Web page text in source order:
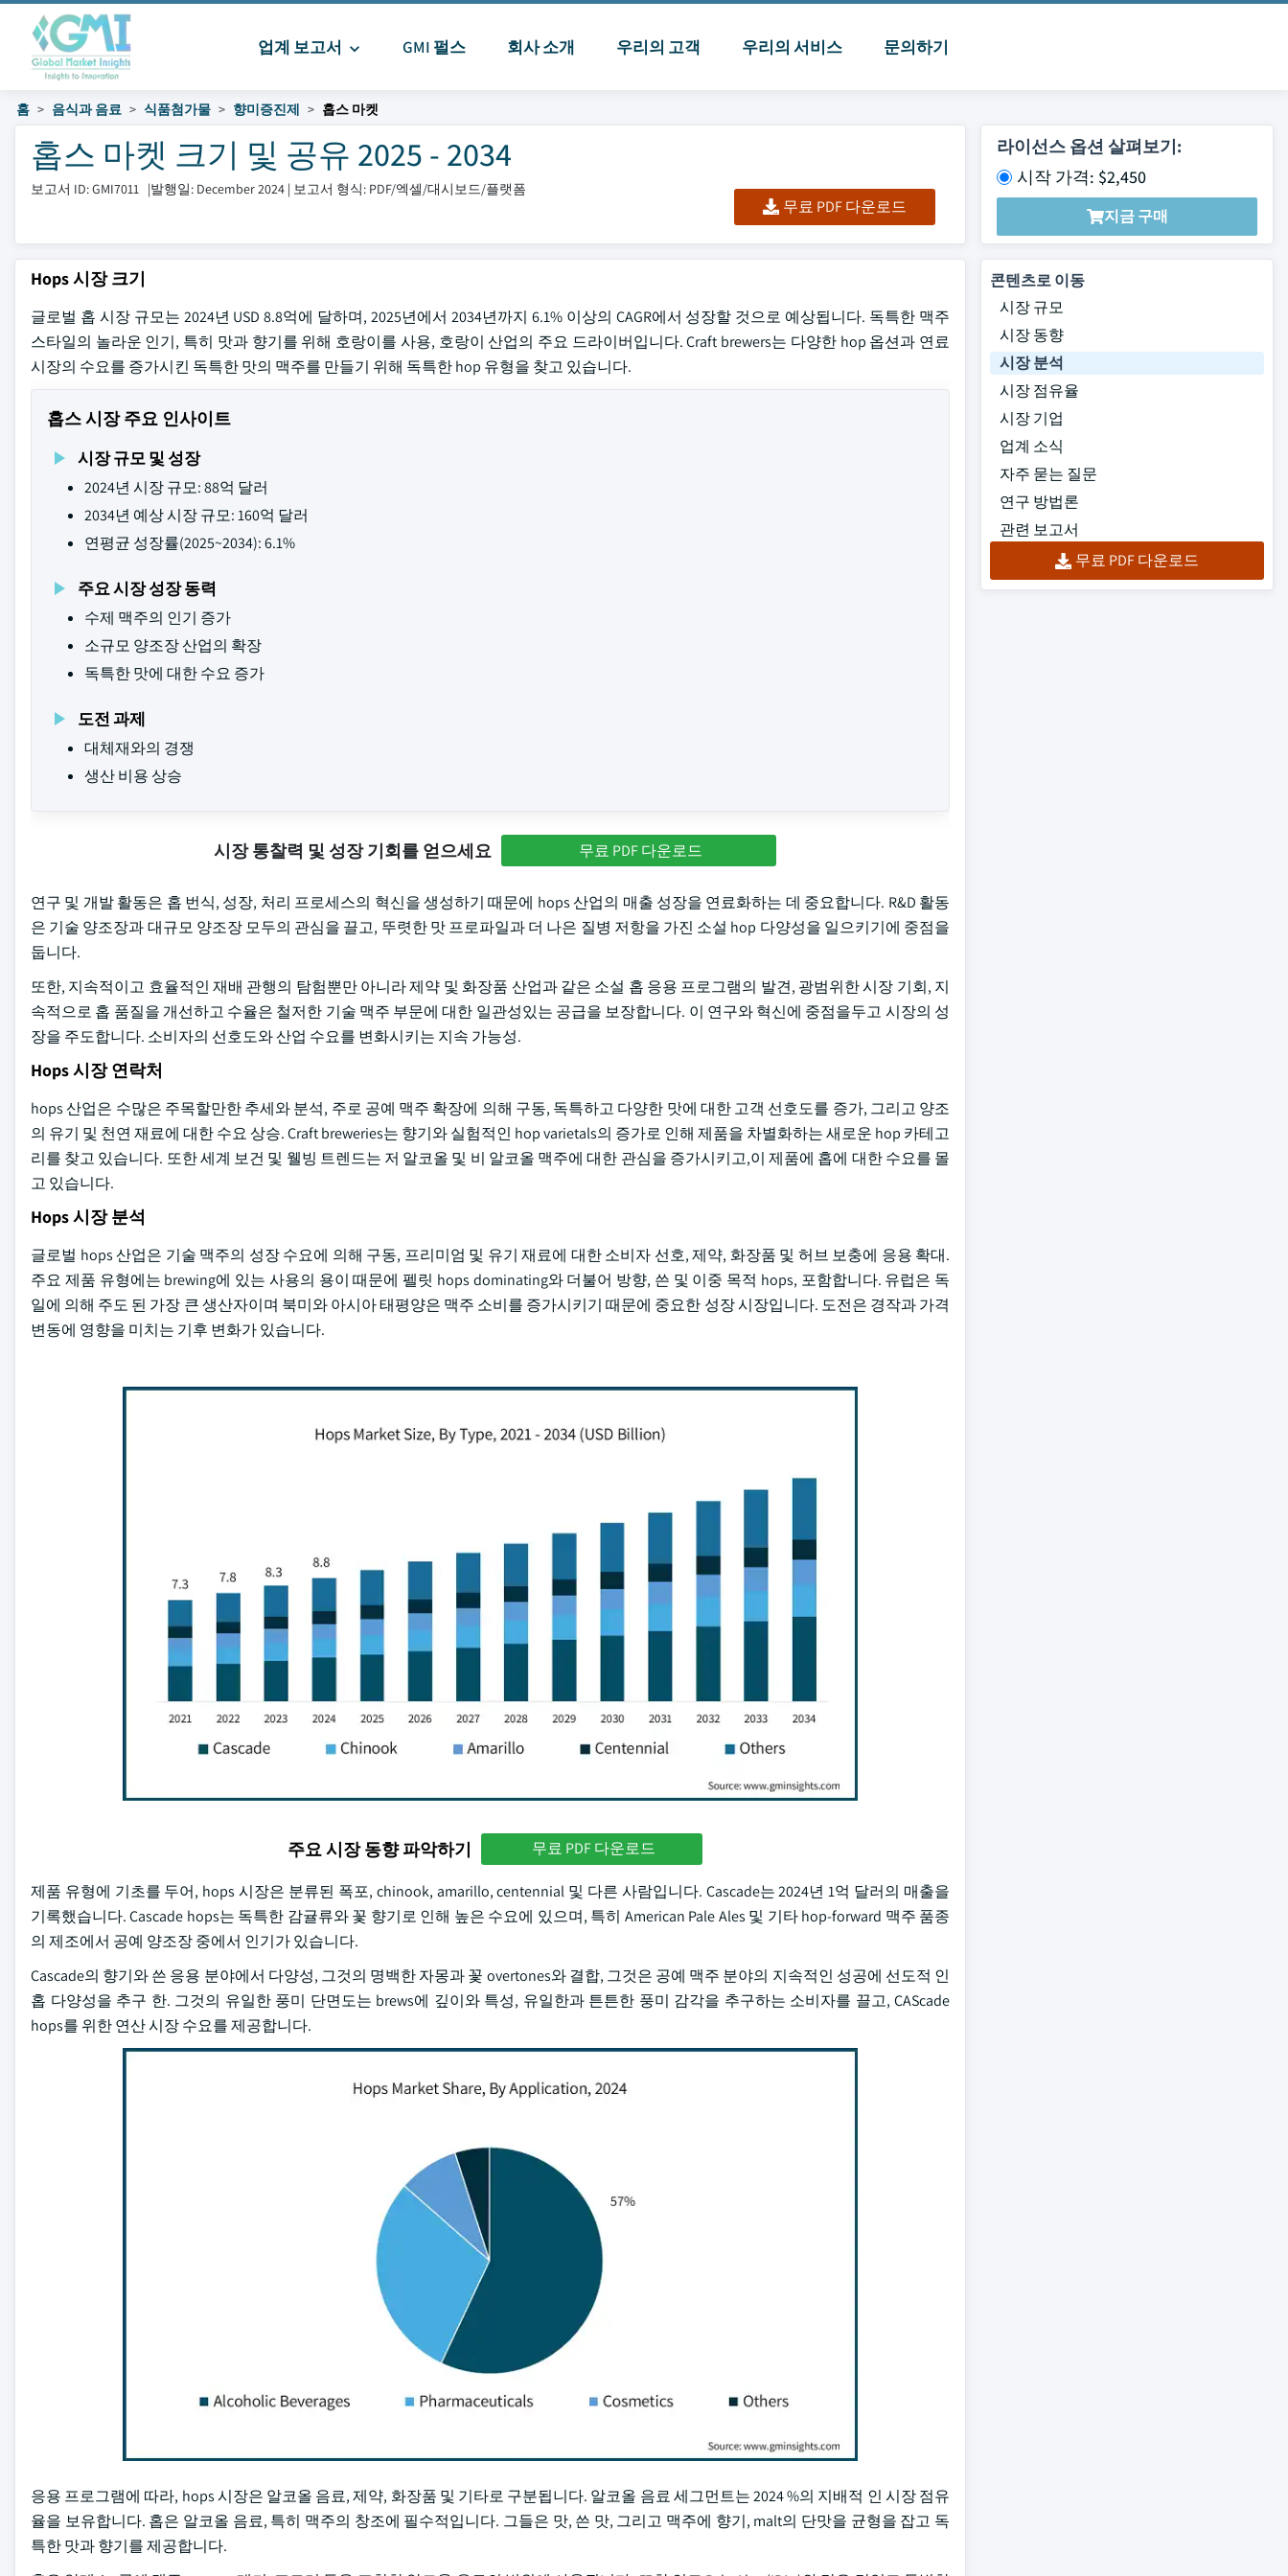
업계 보고서 GMI 펄스 회사 소개 우리의 고객 우리의 서비스 문의하기
홈 음식과 음료 식품첨가물 향미증진제 홉스 마켓
홉스 마켓 크기 및 공유 2025 - 2034
보고서 ID: GMI7011 |발행일: December 2024 | 보고서 형식: PDF/엑셀/대시보드/플랫폼
무료 PDF 다운로드
라이선스 옵션 살펴보기:
시작 가격: $2,450
지금 구매
Hops 시장 크기
글로벌 홉 시장 규모는 2024년 USD 8.8억에 달하며, 2025년에서 2034년까지 6.1% 이상의 CAGR에서 성장할 것으로 예상됩니다. 독특한 맥주
스타일의 놀라운 인기, 특히 맛과 향기를 위해 호랑이를 사용, 호랑이 산업의 주요 드라이버입니다. Craft brewers는 다양한 hop 옵션과 연료
시장의 수요를 증가시킨 독특한 맛의 맥주를 만들기 위해 독특한 hop 유형을 찾고 있습니다.
홉스 시장 주요 인사이트
시장 규모 및 성장
2024년 시장 규모: 88억 달러
2034년 예상 시장 규모: 160억 달러
연평균 성장률(2025~2034): 6.1%
주요 시장 성장 동력
수제 맥주의 인기 증가
소규모 양조장 산업의 확장
독특한 맛에 대한 수요 증가
도전 과제
대체재와의 경쟁
생산 비용 상승
시장 통찰력 및 성장 기회를 얻으세요 무료 PDF 다운로드
연구 및 개발 활동은 홉 번식, 성장, 처리 프로세스의 혁신을 생성하기 때문에 hops 산업의 매출 성장을 연료화하는 데 중요합니다. R&D 활동
은 기술 양조장과 대규모 양조장 모두의 관심을 끌고, 뚜렷한 맛 프로파일과 더 나은 질병 저항을 가진 소설 hop 다양성을 일으키기에 중점을
둡니다.
또한, 지속적이고 효율적인 재배 관행의 탐험뿐만 아니라 제약 및 화장품 산업과 같은 소설 홉 응용 프로그램의 발견, 광범위한 시장 기회, 지
속적으로 홉 품질을 개선하고 수율은 철저한 기술 맥주 부문에 대한 일관성있는 공급을 보장합니다. 이 연구와 혁신에 중점을두고 시장의 성
장을 주도합니다. 소비자의 선호도와 산업 수요를 변화시키는 지속 가능성.
Hops 시장 연락처
hops 산업은 수많은 주목할만한 추세와 분석, 주로 공예 맥주 확장에 의해 구동, 독특하고 다양한 맛에 대한 고객 선호도를 증가, 그리고 양조
의 유기 및 천연 재료에 대한 수요 상승. Craft breweries는 향기와 실험적인 hop varietals의 증가로 인해 제품을 차별화하는 새로운 hop 카테고
리를 찾고 있습니다. 또한 세계 보건 및 웰빙 트렌드는 저 알코올 및 비 알코올 맥주에 대한 관심을 증가시키고,이 제품에 홉에 대한 수요를 몰
고 있습니다.
Hops 시장 분석
글로벌 hops 산업은 기술 맥주의 성장 수요에 의해 구동, 프리미엄 및 유기 재료에 대한 소비자 선호, 제약, 화장품 및 허브 보충에 응용 확대.
주요 제품 유형에는 brewing에 있는 사용의 용이 때문에 펠릿 hops dominating와 더불어 방향, 쓴 및 이중 목적 hops, 포함합니다. 유럽은 독
일에 의해 주도 된 가장 큰 생산자이며 북미와 아시아 태평양은 맥주 소비를 증가시키기 때문에 중요한 성장 시장입니다. 도전은 경작과 가격
변동에 영향을 미치는 기후 변화가 있습니다.
주요 시장 동향 파악하기 무료 PDF 다운로드
제품 유형에 기초를 두어, hops 시장은 분류된 폭포, chinook, amarillo, centennial 및 다른 사람입니다. Cascade는 2024년 1억 달러의 매출을
기록했습니다. Cascade hops는 독특한 감귤류와 꽃 향기로 인해 높은 수요에 있으며, 특히 American Pale Ales 및 기타 hop-forward 맥주 품종
의 제조에서 공예 양조장 중에서 인기가 있습니다.
Cascade의 향기와 쓴 응용 분야에서 다양성, 그것의 명백한 자몽과 꽃 overtones와 결합, 그것은 공예 맥주 분야의 지속적인 성공에 선도적 인
홉 다양성을 추구 한. 그것의 유일한 풍미 단면도는 brews에 깊이와 특성, 유일한과 튼튼한 풍미 감각을 추구하는 소비자를 끌고, CAScade
hops를 위한 연산 시장 수요를 제공합니다.
응용 프로그램에 따라, hops 시장은 알코올 음료, 제약, 화장품 및 기타로 구분됩니다. 알코올 음료 세그먼트는 2024 %의 지배적 인 시장 점유
율을 보유합니다. 홉은 알코올 음료, 특히 맥주의 창조에 필수적입니다. 그들은 맛, 쓴 맛, 그리고 맥주에 향기, malt의 단맛을 균형을 잡고 독
특한 맛과 향기를 제공합니다.
콘텐츠로 이동
시장 규모
시장 동향
시장 분석
시장 점유율
시장 기업
업계 소식
자주 묻는 질문
연구 방법론
관련 보고서
무료 PDF 다운로드